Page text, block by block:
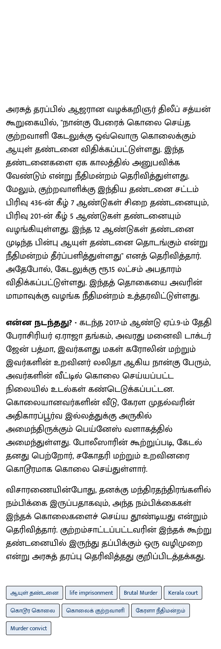
அரசுத் தரப்பில் ஆஜரான வழக்கறிஞர் திலீப் சத்யன்
கூறுகையில், "நான்கு பேரைக் கொலை செய்த
குற்றவாளி கேடலுக்கு ஒவ்வொரு கொலைக்கும்
ஆயுள் தண்டனை விதிக்கப்பட்டுள்ளது. இந்த
தண்டனைகளை ஏக காலத்தில் அனுபவிக்க
வேண்டும் என்று நீதிமன்றம் தெரிவித்துள்ளது.
மேலும், குற்றவாளிக்கு இந்திய தண்டனை சட்டம்
பிரிவு 436-ன் கீழ் 7 ஆண்டுகள் சிறை தண்டனையும்,
பிரிவு 201-ன் கீழ் 5 ஆண்டுகள் தண்டனையும்
வழங்கியுள்ளது. இந்த 12 ஆண்டுகள் தண்டனை
முடிந்த பின்பு ஆயுள் தண்டனை தொடங்கும் என்று
நீதிமன்றம் தீர்ப்பளித்துள்ளது" எனத் தெரிவித்தார்.
அதேபோல், கேடலுக்கு ரூ.15 லட்சம் அபதாரம்
விதிக்கப்பட்டுள்ளது. இந்தத் தொகையை அவரின்
மாமாவுக்கு வழங்க நீதிமன்றம் உத்தரவிட்டுள்ளது.
என்ன நடந்தது? - கடந்த 2017-ம் ஆண்டு ஏப்.9-ம் தேதி
பேராசிரியர் ஏ.ராஜா தங்கம், அவரது மனைவி டாக்டர்
ஜேன் பத்மா, இவர்களது மகள் கரோலின் மற்றும்
இவர்களின் உறவினர் லலிதா ஆகிய நான்கு பேரும்,
அவர்களின் வீட்டில் கொலை செய்யப்பட்ட
நிலையில் உடல்கள் கண்டெடுக்கப்பட்டன.
கொலையானவர்களின் வீடு, கேரள முதல்வரின்
அதிகாரப்பூர்வ இல்லத்துக்கு அருகில்
அமைந்திருக்கும் பெய்னேஸ் வளாகத்தில்
அமைந்துள்ளது. போலீஸாரின் கூற்றுப்படி, கேடல்
தனது பெற்றோர், சகோதரி மற்றும் உறவினரை
கொடூரமாக கொலை செய்துள்ளார்.
விசாரணையின்போது, தனக்கு மந்திரதந்திரங்களில்
நம்பிக்கை இருப்பதாகவும், அந்த நம்பிக்கைகள்
இந்தக் கொலைகளைச் செய்ய தூண்டியது என்றும்
தெரிவித்தார். குற்றம்சாட்டப்பட்டவரின் இந்தக் கூற்று
தண்டனையில் இருந்து தப்பிக்கும் ஒரு வழிமுறை
என்று அரசுத் தரப்பு தெரிவித்தது குறிப்பிடத்தக்கது.
ஆயுள் தண்டனை life imprisonment Brutal Murder
Kerala court
கொடூர கொலை
கொலைக் குற்றவாளி
கேரளா நீதிமன்றம்
Murder convict